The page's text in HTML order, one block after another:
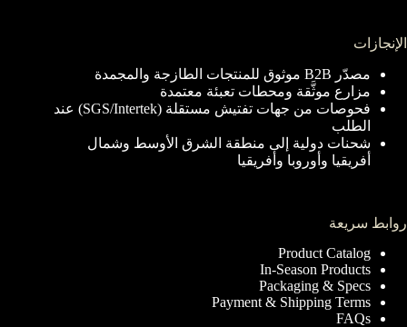
الإنجازات
مصدّر B2B موثوق للمنتجات الطازجة والمجمدة
مزارع موثَّقة ومحطات تعبئة معتمدة
فحوصات من جهات تفتيش مستقلة (SGS/Intertek) عند
الطلب
شحنات دولية إلى منطقة الشرق الأوسط وشمال
أفريقيا وأوروبا وأفريقيا
روابط سريعة
Product Catalog
In-Season Products
Packaging & Specs
Payment & Shipping Terms
FAQs